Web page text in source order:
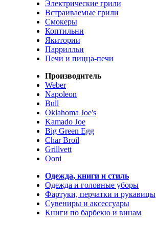
Электрические грили
Встраиваемые грили
Смокеры
Коптильни
Якитории
Паррилльи
Печи и пицца-печи
Производитель
Weber
Napoleon
Bull
Oklahoma Joe's
Kamado Joe
Big Green Egg
Char Broil
Grillvett
Ooni
Одежда, книги и стиль
Одежда и головные уборы
Фартуки, перчатки и рукавицы
Сувениры и аксессуары
Книги по барбекю и винам